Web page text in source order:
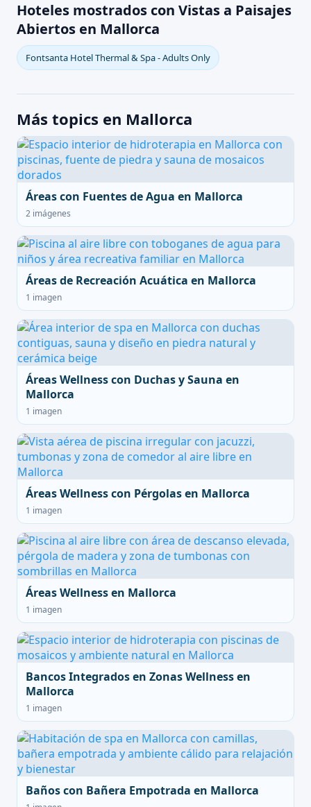
Hoteles mostrados con Vistas a Paisajes
Abiertos en Mallorca
Fontsanta Hotel Thermal & Spa - Adults Only
Más topics en Mallorca
Áreas con Fuentes de Agua en Mallorca
2 imágenes
Áreas de Recreación Acuática en Mallorca
1 imagen
Áreas Wellness con Duchas y Sauna en
Mallorca
1 imagen
Áreas Wellness con Pérgolas en Mallorca
1 imagen
Áreas Wellness en Mallorca
1 imagen
Bancos Integrados en Zonas Wellness en
Mallorca
1 imagen
Baños con Bañera Empotrada en Mallorca